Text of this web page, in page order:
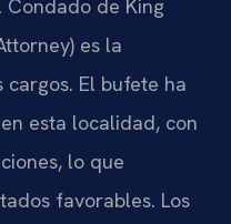
de King
es la
El bufete ha
esta localidad, con
lo que
favorables. Los